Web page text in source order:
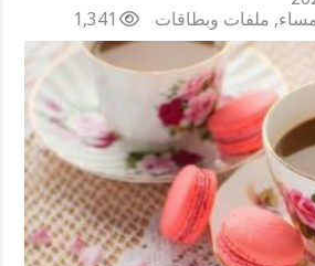
, ملفات وبطاقات 1,341